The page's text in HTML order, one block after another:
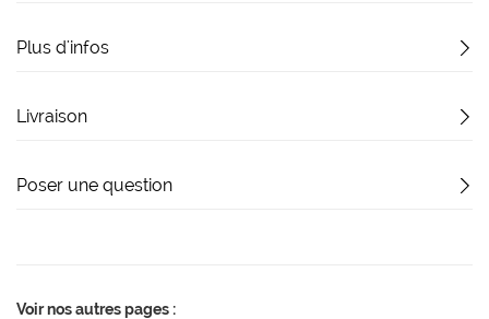
Plus d'infos
Livraison
Poser une question
Voir nos autres pages :